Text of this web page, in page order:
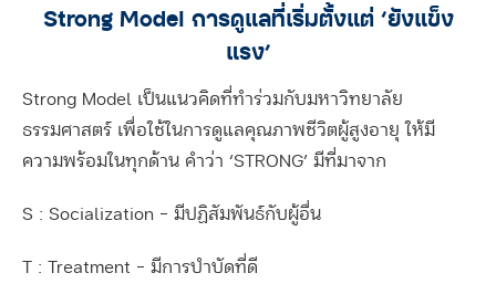
Strong Model การดูแลที่เริ่มตั้งแต่ ‘ยังแข็ง
แรง’
Strong Model เป็นแนวคิดที่ทำร่วมกับมหาวิทยาลัย
ธรรมศาสตร์ เพื่อใช้ในการดูแลคุณภาพชีวิตผู้สูงอายุ ให้มี
ความพร้อมในทุกด้าน คำว่า ‘STRONG’ มีที่มาจาก
S : Socialization – มีปฏิสัมพันธ์กับผู้อื่น
T : Treatment – มีการบำบัดที่ดี